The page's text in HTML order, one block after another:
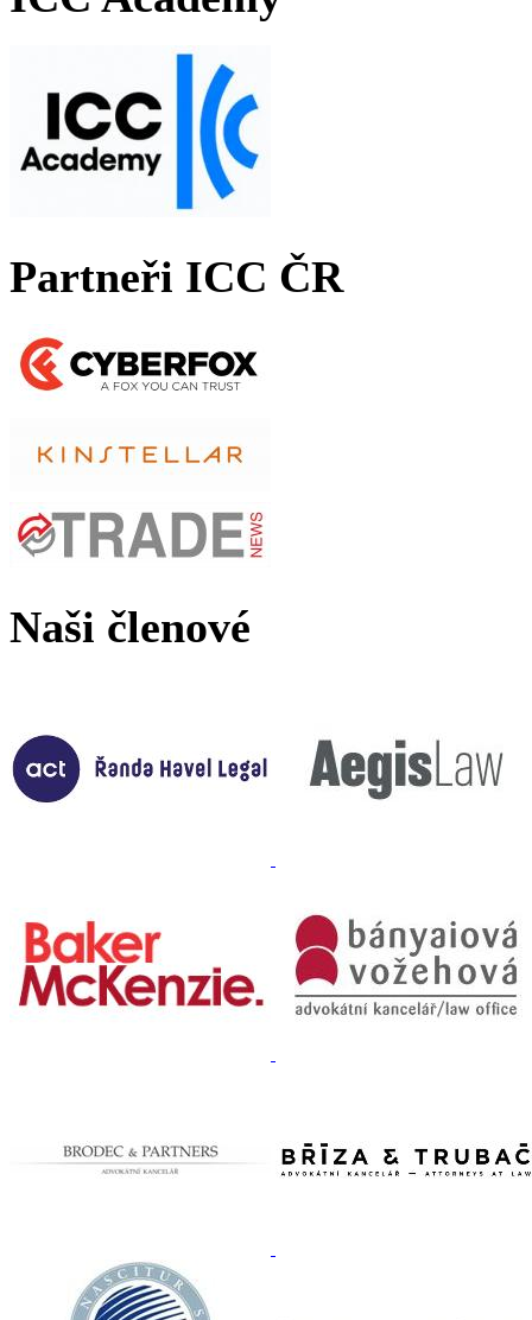
Partneři ICC ČR
Naši členové